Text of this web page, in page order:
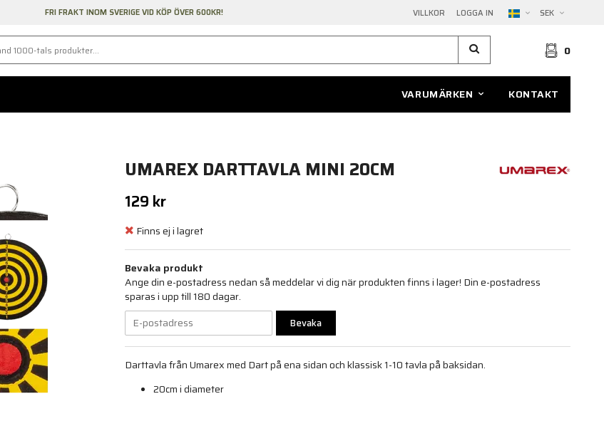
VILLKOR LOGGA IN SEK
FRI FRAKT INOM SVERIGE VID KÖP ÖVER 600KR!
0
VARUMÄRKEN KONTAKT
UMAREX DARTTAVLA MINI 20CM
129 kr
Finns ej i lagret
Bevaka produkt
Ange din e-postadress nedan så meddelar vi dig när produkten finns i lager! Din e-postadress
sparas i upp till 180 dagar.
Bevaka
Darttavla från Umarex med Dart på ena sidan och klassisk 1-10 tavla på baksidan.
20cm i diameter